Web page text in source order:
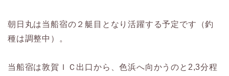
朝日丸は当船宿の２艇目となり活躍する予定です（釣
種は調整中）。
当船宿は敦賀ＩＣ出口から、色浜へ向かうのと2,3分程